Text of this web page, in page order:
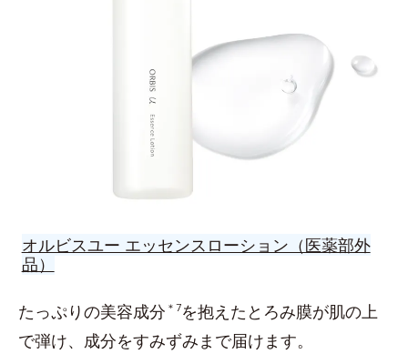
オルビスユー エッセンスローション（医薬部外
品）
たっぷりの美容成分 ＊7を抱えたとろみ膜が肌の上
で弾け、成分をすみずみまで届けます。